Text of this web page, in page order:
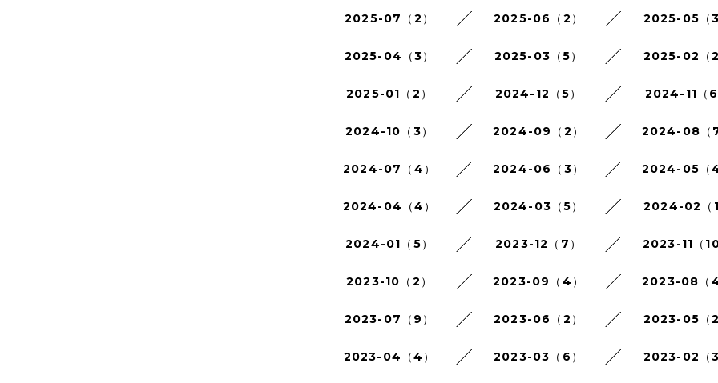
2025-07（2） 2025-06（2） 2025-05（3
2025-04（3） 2025-03（5） 2025-02（2
2025-01（2） 2024-12（5） 2024-11（6
2024-10（3） 2024-09（2） 2024-08（7
2024-07（4） 2024-06（3） 2024-05（4
2024-04（4） 2024-03（5） 2024-02（1
2024-01（5） 2023-12（7） 2023-11（10
2023-10（2） 2023-09（4） 2023-08（4
2023-07（9） 2023-06（2） 2023-05（2
2023-04（4） 2023-03（6） 2023-02（3